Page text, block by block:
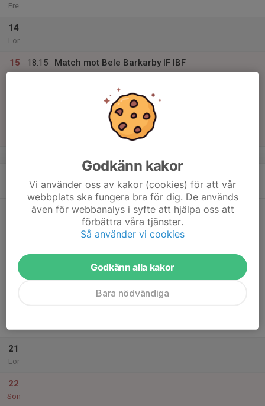
Fre
14
Lör
15
18:15
20:15
Match mot Bele Barkarby IF IBF
Match mot Bele Barkarby IF IBF
Herrar veteraner division 2 norra
Ons
22:15
Skarpäng Gymnastikhall
21
Lör
22
Sön
Godkänn kakor
Vi använder oss av kakor (cookies) för att vår
webbplats ska fungera bra för dig. De används
även för webbanalys i syfte att hjälpa oss att
förbättra våra tjänster.
Så använder vi cookies
Godkänn alla kakor
Bara nödvändiga